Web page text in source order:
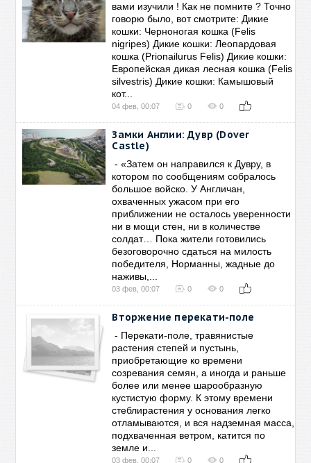
вами изучили ! Как не помните ? Точно
говорю было, вот смотрите: Дикие
кошки: Черноногая кошка (Felis
nigripes) Дикие кошки: Леопардовая
кошка (Prionailurus Felis) Дикие кошки:
Европейская дикая лесная кошка (Felis
silvestris) Дикие кошки: Камышовый
кот...
04 фев, 00:07 0 0
Замки Англии: Дувр (Dover
Castle)
- «Затем он направился к Дувру, в
котором по сообщениям собралось
большое войско. У Англичан,
охваченных ужасом при его
приближении не осталось уверенности
ни в мощи стен, ни в количестве
солдат… Пока жители готовились
безоговорочно сдаться на милость
победителя, Норманны, жадные до
наживы,...
03 фев, 00:07 0 0
Вторжение перекати-поле
- Перекати-поле, травянистые
растения степей и пустынь,
приобретающие ко времени
созревания семян, а иногда и раньше
более или менее шарообразную
кустистую форму. К этому времени
стеблирастения у основания легко
отламываются, и вся надземная масса,
подхваченная ветром, катится по
земле и...
03 фев, 00:07 0 0